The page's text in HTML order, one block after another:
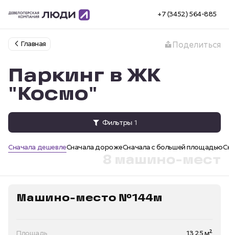
+7 (3452) 564-885
Главная Поделиться
Паркинг в ЖК
"Космо"
Фильтры 1
Сначала дешевлеСначала дорожеСначала с большей площадью
8 машино-мест
Машино-место №144м
Площадь 13,25 м²